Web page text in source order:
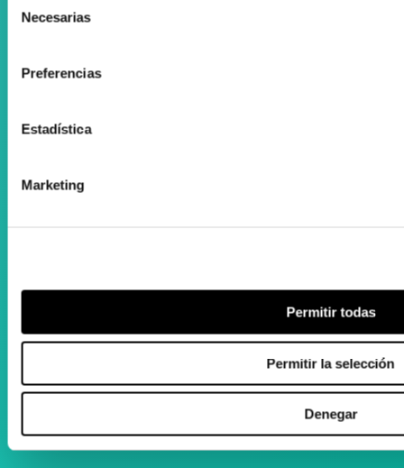
Necesarias
Preferencias
Estadística
Marketing
Permitir todas
Permitir la selección
Denegar
Diru-laguntzen kudeaketan aholkularitza
Facebook
Instagram
Aguila Eraikina - Errekalde, 59
zenta@zenta.es
Astelehenetik ostiralera
16:00 - 20:00